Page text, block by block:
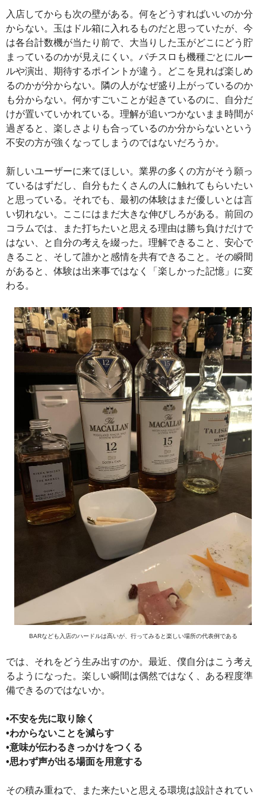
入店してからも次の壁がある。何をどうすればいいのか分
からない。玉はドル箱に入れるものだと思っていたが、今
は各台計数機が当たり前で、大当りした玉がどこにどう貯
まっているのかが見えにくい。パチスロも機種ごとにルー
ルや演出、期待するポイントが違う。どこを見れば楽しめ
るのかが分からない。隣の人がなぜ盛り上がっているのか
も分からない。何かすごいことが起きているのに、自分だ
けが置いていかれている。理解が追いつかないまま時間が
過ぎると、楽しさよりも合っているのか分からないという
不安の方が強くなってしまうのではないだろうか。
新しいユーザーに来てほしい。業界の多くの方がそう願っ
ているはずだし、自分もたくさんの人に触れてもらいたい
と思っている。それでも、最初の体験はまだ優しいとは言
い切れない。ここにはまだ大きな伸びしろがある。前回の
コラムでは、また打ちたいと思える理由は勝ち負けだけで
はない、と自分の考えを綴った。理解できること、安心で
きること、そして誰かと感情を共有できること。その瞬間
があると、体験は出来事ではなく「楽しかった記憶」に変
わる。
BARなども入店のハードルは高いが、行ってみると楽しい場所の代表例である
では、それをどう生み出すのか。最近、僕自分はこう考え
るようになった。楽しい瞬間は偶然ではなく、ある程度準
備できるのではないか。
•不安を先に取り除く
•わからないことを減らす
•意味が伝わるきっかけをつくる
•思わず声が出る場面を用意する
その積み重ねで、また来たいと思える環境は設計されてい